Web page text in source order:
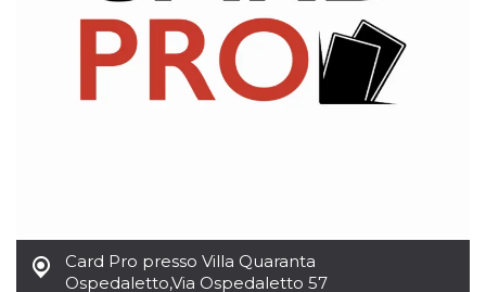
Card Pro presso Villa Quaranta
Ospedaletto,Via Ospedaletto 57
Declaración de almacenamiento
Nombre
Tipo de
Descripción
cn_uc__
Almacenamiento
local